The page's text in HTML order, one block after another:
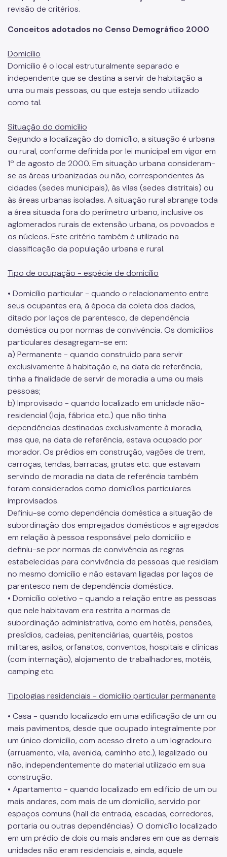
revisão de critérios.
Conceitos adotados no Censo Demográfico 2000
Domicílio
Domicílio é o local estruturalmente separado e
independente que se destina a servir de habitação a
uma ou mais pessoas, ou que esteja sendo utilizado
como tal.
Situação do domicílio
Segundo a localização do domicílio, a situação é urbana
ou rural, conforme definida por lei municipal em vigor em
1º de agosto de 2000. Em situação urbana consideram-
se as áreas urbanizadas ou não, correspondentes às
cidades (sedes municipais), às vilas (sedes distritais) ou
às áreas urbanas isoladas. A situação rural abrange toda
a área situada fora do perímetro urbano, inclusive os
aglomerados rurais de extensão urbana, os povoados e
os núcleos. Este critério também é utilizado na
classificação da população urbana e rural.
Tipo de ocupação - espécie de domicílio
• Domicílio particular - quando o relacionamento entre
seus ocupantes era, à época da coleta dos dados,
ditado por laços de parentesco, de dependência
doméstica ou por normas de convivência. Os domicílios
particulares desagregam-se em:
a) Permanente - quando construído para servir
exclusivamente à habitação e, na data de referência,
tinha a finalidade de servir de moradia a uma ou mais
pessoas;
b) Improvisado - quando localizado em unidade não-
residencial (loja, fábrica etc.) que não tinha
dependências destinadas exclusivamente à moradia,
mas que, na data de referência, estava ocupado por
morador. Os prédios em construção, vagões de trem,
carroças, tendas, barracas, grutas etc. que estavam
servindo de moradia na data de referência também
foram considerados como domicílios particulares
improvisados.
Definiu-se como dependência doméstica a situação de
subordinação dos empregados domésticos e agregados
em relação à pessoa responsável pelo domicílio e
definiu-se por normas de convivência as regras
estabelecidas para convivência de pessoas que residiam
no mesmo domicílio e não estavam ligadas por laços de
parentesco nem de dependência doméstica.
• Domicílio coletivo - quando a relação entre as pessoas
que nele habitavam era restrita a normas de
subordinação administrativa, como em hotéis, pensões,
presídios, cadeias, penitenciárias, quartéis, postos
militares, asilos, orfanatos, conventos, hospitais e clínicas
(com internação), alojamento de trabalhadores, motéis,
camping etc.
Tipologias residenciais - domicílio particular permanente
• Casa - quando localizado em uma edificação de um ou
mais pavimentos, desde que ocupado integralmente por
um único domicílio, com acesso direto a um logradouro
(arruamento, vila, avenida, caminho etc.), legalizado ou
não, independentemente do material utilizado em sua
construção.
• Apartamento - quando localizado em edifício de um ou
mais andares, com mais de um domicílio, servido por
espaços comuns (hall de entrada, escadas, corredores,
portaria ou outras dependências). O domicílio localizado
em um prédio de dois ou mais andares em que as demais
unidades não eram residenciais e, ainda, aquele